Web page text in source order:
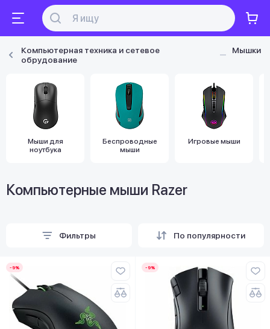
Компьютерная техника и сетевое
обрудование
Мышки
Мыши для
ноутбука
Беспроводные
мыши
Игровые мыши
Компьютерные мыши Razer
Фильтры По популярности
-9% -9%